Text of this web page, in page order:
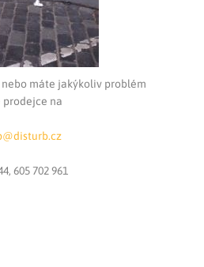
máte jakýkoliv problém
na
605 702 961